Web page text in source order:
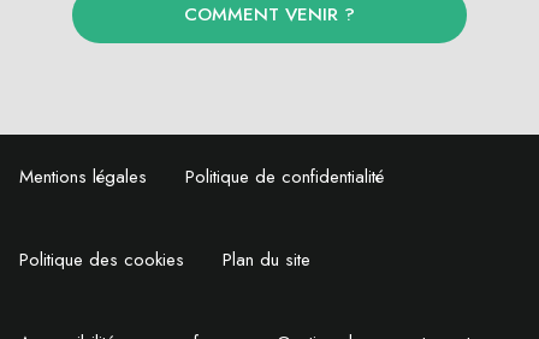
COMMENT VENIR ?
Mentions légales Politique de confidentialité
Politique des cookies Plan du site